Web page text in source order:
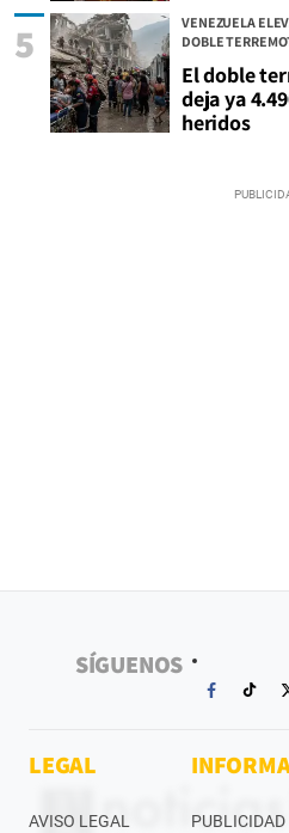
VENEZUELA
DOBLE
El doble
deja ya
heridos
5
SÍGUENOS
LEGAL
AVISO LEGAL PUBLICIDAD